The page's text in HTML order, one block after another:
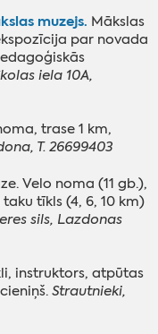
muzejs. Mākslas
par novada
iela 10A,
trase 1 km,
T. 26699403
Velo noma (11 gb.),
tīkls (4, 6, 10 km)
sils, Lazdonas
instruktors, atpūtas
Strautnieki,